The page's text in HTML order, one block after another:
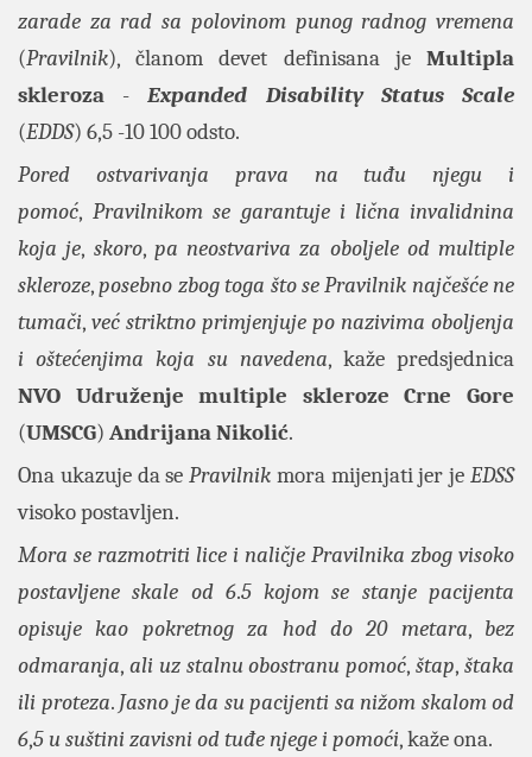
zarade za rad sa polovinom punog radnog vremena
(Pravilnik), članom devet definisana je Multipla
skleroza -Expanded Disability Status Scale
(EDDS) 6,5 -10 100 odsto.
Pored ostvarivanja prava na tuđu njegu i
pomoć,Pravilnikom se garantuje i lična invalidnina
koja je, skoro, pa neostvariva za oboljele od multiple
skleroze,posebno zbog toga što se Pravilnik najčešće ne
tumači, već striktno primjenjuje po nazivima oboljenja
i oštećenjima koja su navedena, kaže predsjednica
NVO Udruženje multiple skleroze Crne Gore
(UMSCG) Andrijana Nikolić.
Ona ukazuje da sePravilnik mora mijenjati jer jeEDSS
visoko postavljen.
Mora se razmotriti lice i naličje Pravilnika zbog visoko
postavljene skale od 6.5 kojom se stanje pacijenta
opisuje kao pokretnog za hod do 20 metara, bez
odmaranja, ali uz stalnu obostranu pomoć,štap,štaka
ili proteza. Jasno je da su pacijenti sa nižom skalom od
6,5 u suštini zavisni od tuđe njege i pomoći, kaže ona.